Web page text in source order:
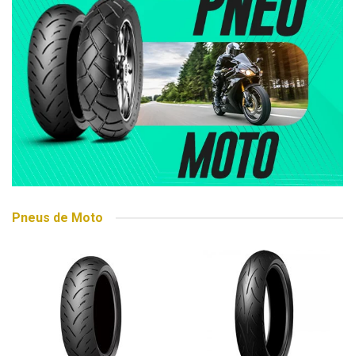
Pneus de Moto